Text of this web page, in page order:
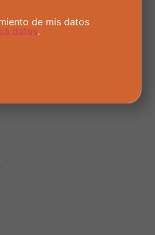
de mis datos
datos.